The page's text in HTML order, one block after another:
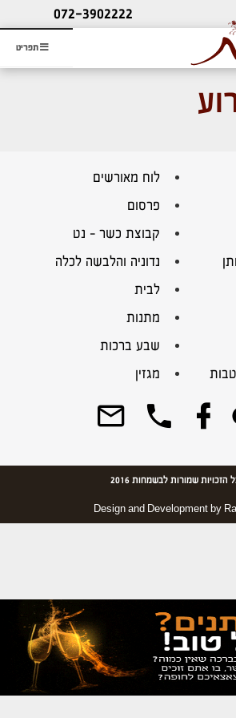
תפריט
ליעוץ חינם
והזמנת כרטיס שמחות
072-3902222
לוח מאורשים
פרסום
קבוצת כשר – נט
נדוניה והלבשה לכלה
לבית
מתנות
שבע ברכות
מגזין
הזכויות שמורות לבשמחות 2016
Design and Development by